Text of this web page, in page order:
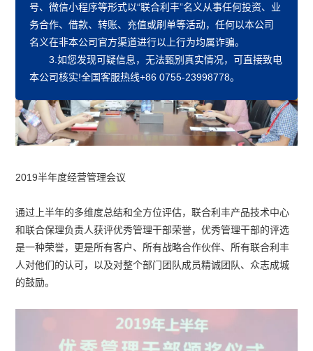
营计划，确保公司年度战略目标的达成。
2019半年度经营管理会议
通过上半年的多维度总结和全方位评估，联合利丰产品技术中心
和联合保理负责人获评优秀管理干部荣誉，优秀管理干部的评选
是一种荣誉，更是所有客户、所有战略合作伙伴、所有联合利丰
人对他们的认可，以及对整个部门团队成员精诚团队、众志成城
的鼓励。
号、微信小程序等形式以“联合利丰”名义从事任何投资、业
务合作、借款、转账、充值或刷单等活动，任何以本公司
名义在非本公司官方渠道进行以上行为均属诈骗。
3.如您发现可疑信息，无法甄别真实情况，可直接致电
本公司核实!全国客服热线+86 0755-23998778。